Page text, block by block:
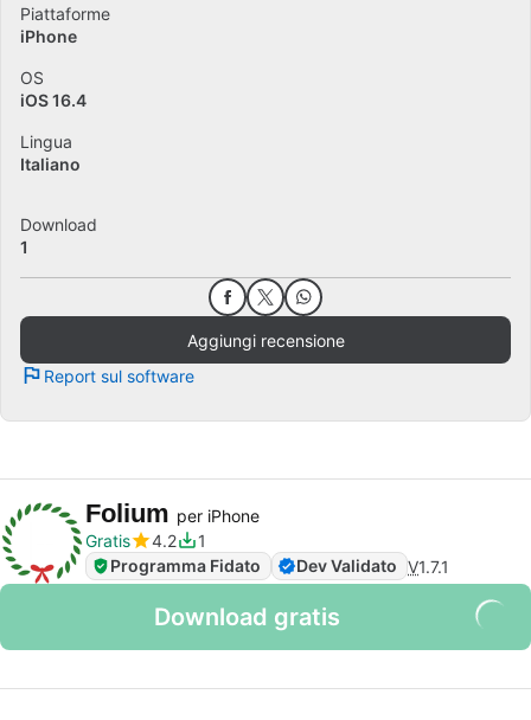
Piattaforme
iPhone
OS
iOS 16.4
Lingua
Italiano
Download
1
Aggiungi recensione
Report sul software
Folium per iPhone
Gratis
4.2
1
Programma Fidato
Dev Validato V1.7.1
Download gratis